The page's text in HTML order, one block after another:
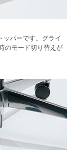
ッパーです。グライ
のモード切り替えが